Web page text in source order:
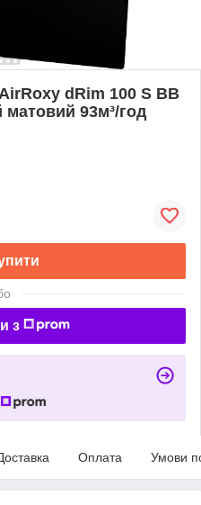
dRim 100 S BB
матовий 93м³/год
з
Оплата Умови